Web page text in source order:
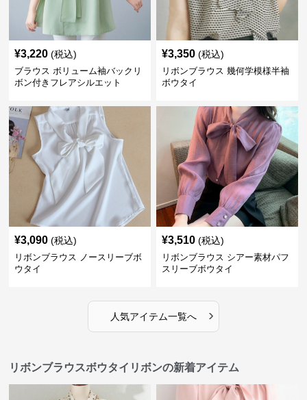
¥3,220 (税込)
ブラウス ボリューム袖バックリ
ボン付きフレアシルエット
¥3,350 (税込)
リボンブラウス 幾何学模様半袖
ボウタイ
¥3,090 (税込)
リボンブラウス ノースリーブボ
ウタイ
¥3,510 (税込)
リボンブラウス シアー素材パフ
スリーブボウタイ
人気アイテム一覧へ ›
リボンブラウスボウタイリボンの新着アイテム